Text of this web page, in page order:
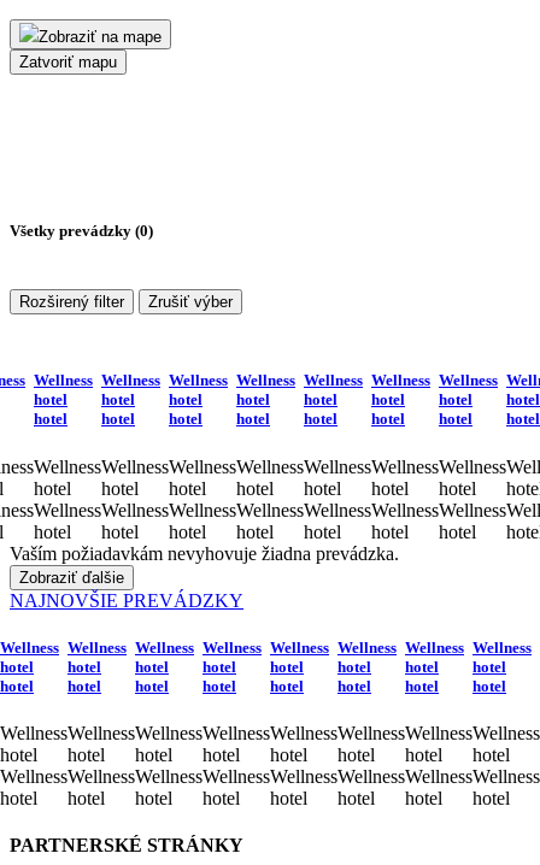
Zobraziť na mape
Zatvoriť mapu
Všetky prevádzky (0)
Rozširený filter Zrušiť výber
Wellness
hotel
hotel
Wellness
hotel
Wellness
hotel
Wellness
hotel
hotel
Wellness
hotel
Wellness
hotel
Wellness
hotel
hotel
Wellness
hotel
Wellness
hotel
Wellness
hotel
hotel
Wellness
hotel
Wellness
hotel
Wellness
hotel
hotel
Wellness
hotel
Wellness
hotel
Wellness
hotel
hotel
Wellness
hotel
Wellness
hotel
Wellness
hotel
hotel
Wellness
hotel
Wellness
hotel
hotel
hotel
Vaším požiadavkám nevyhovuje žiadna prevádzka.
Zobraziť ďalšie
NAJNOVŠIE PREVÁDZKY
Wellness
hotel
hotel
Wellness
hotel
Wellness
hotel
Wellness
hotel
hotel
Wellness
hotel
Wellness
hotel
Wellness
hotel
hotel
Wellness
hotel
Wellness
hotel
Wellness
hotel
hotel
Wellness
hotel
Wellness
hotel
Wellness
hotel
hotel
Wellness
hotel
Wellness
hotel
Wellness
hotel
hotel
Wellness
hotel
Wellness
hotel
Wellness
hotel
hotel
Wellness
hotel
Wellness
hotel
Wellness
hotel
hotel
Wellness
hotel
Wellness
hotel
PARTNERSKÉ STRÁNKY